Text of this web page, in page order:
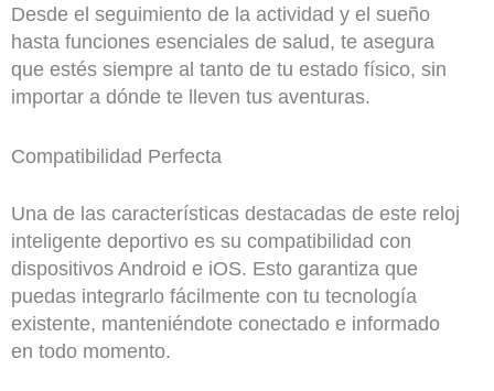
Desde el seguimiento de la actividad y el sueño
hasta funciones esenciales de salud, te asegura
que estés siempre al tanto de tu estado físico, sin
importar a dónde te lleven tus aventuras.
Compatibilidad Perfecta
Una de las características destacadas de este reloj
inteligente deportivo es su compatibilidad con
dispositivos Android e iOS. Esto garantiza que
puedas integrarlo fácilmente con tu tecnología
existente, manteniéndote conectado e informado
en todo momento.